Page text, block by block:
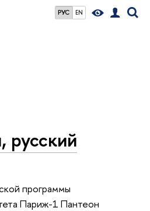
РУС EN
русский
программы
Париж-1 Пантеон